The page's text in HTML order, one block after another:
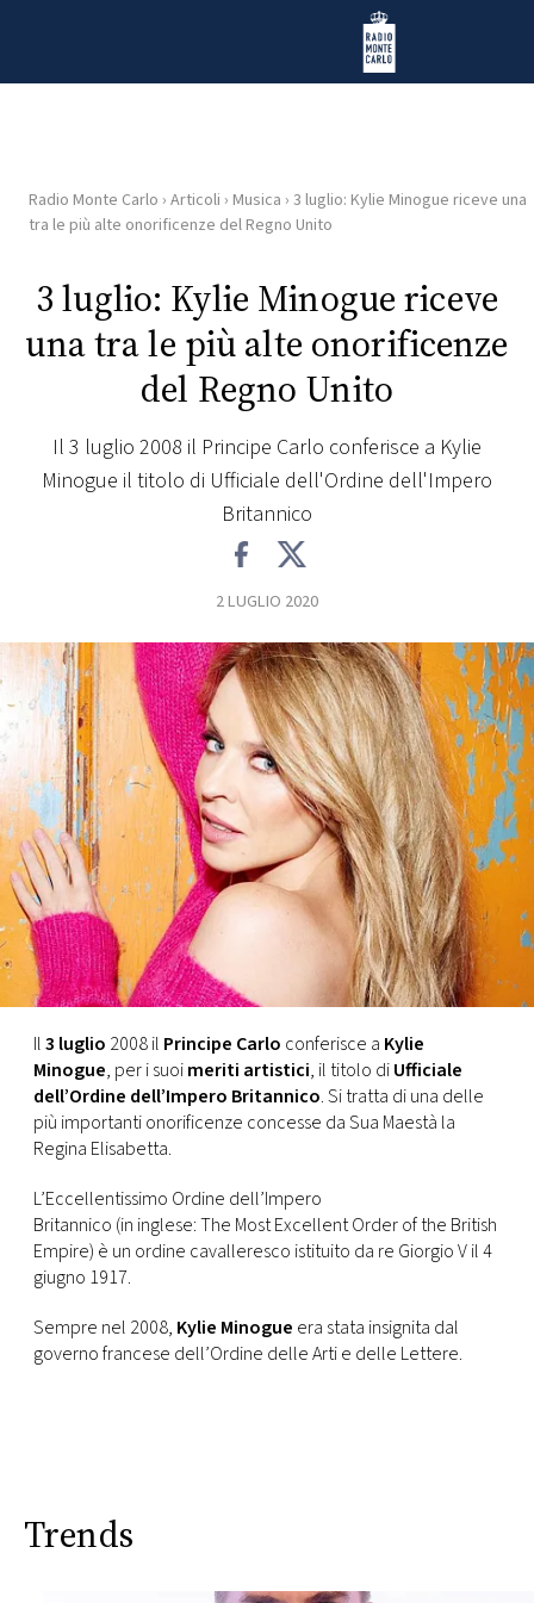
Radio Monte Carlo
HOME
RADIO
WEB
PLAYLIST
CONCORSI
EVENTI
VIDEO
TV
PRINCIPATO
DI
MONACO
RMC
CONSIGLIA
Radio Monte Carlo › Articoli › Musica › 3 luglio: Kylie Minogue riceve una
tra le più alte onorificenze del Regno Unito
3 luglio: Kylie Minogue riceve
una tra le più alte onorificenze
del Regno Unito
Il 3 luglio 2008 il Principe Carlo conferisce a Kylie
Minogue il titolo di Ufficiale dell'Ordine dell'Impero
Britannico
2 LUGLIO 2020
Il3 luglio 2008 il Principe Carlo conferisce a Kylie
Minogue, per i suoimeriti artistici, il titolo diUfficiale
dell’Ordine dell’Impero Britannico. Si tratta di una delle
più importanti onorificenze concesse da Sua Maestà la
Regina Elisabetta.
L’Eccellentissimo Ordine dell’Impero
Britannico (in inglese: The Most Excellent Order of the British
Empire) è un ordine cavalleresco istituito da re Giorgio V il 4
giugno 1917.
Sempre nel 2008, Kylie Minogue era stata insignita dal
governo francese dell’Ordine delle Arti e delle Lettere.
Trends